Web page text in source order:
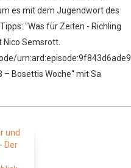
es mit dem Jugendwort des
"Was für Zeiten - Richling
Nico Semsrott.
– Bosettis Woche“ mit Sa
Twitter E-mail